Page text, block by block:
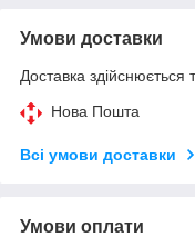
Умови доставки
Доставка здійснюється
Нова Пошта
Всі умови доставки
Умови оплати